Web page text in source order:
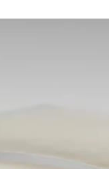
gününüzü şıklaştırın.